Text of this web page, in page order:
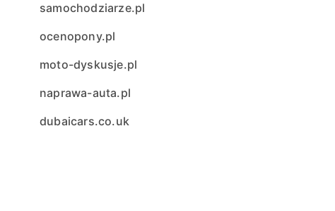
samochodziarze.pl
ocenopony.pl
moto-dyskusje.pl
naprawa-auta.pl
dubaicars.co.uk